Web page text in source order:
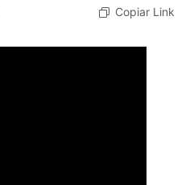
Copiar Link